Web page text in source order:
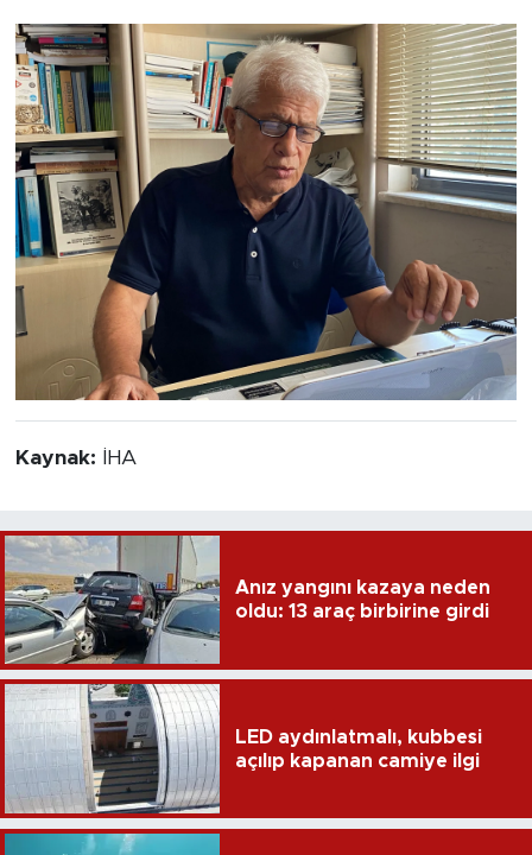
Kaynak: İHA
Anız yangını kazaya neden
oldu: 13 araç birbirine girdi
LED aydınlatmalı, kubbesi
açılıp kapanan camiye ilgi